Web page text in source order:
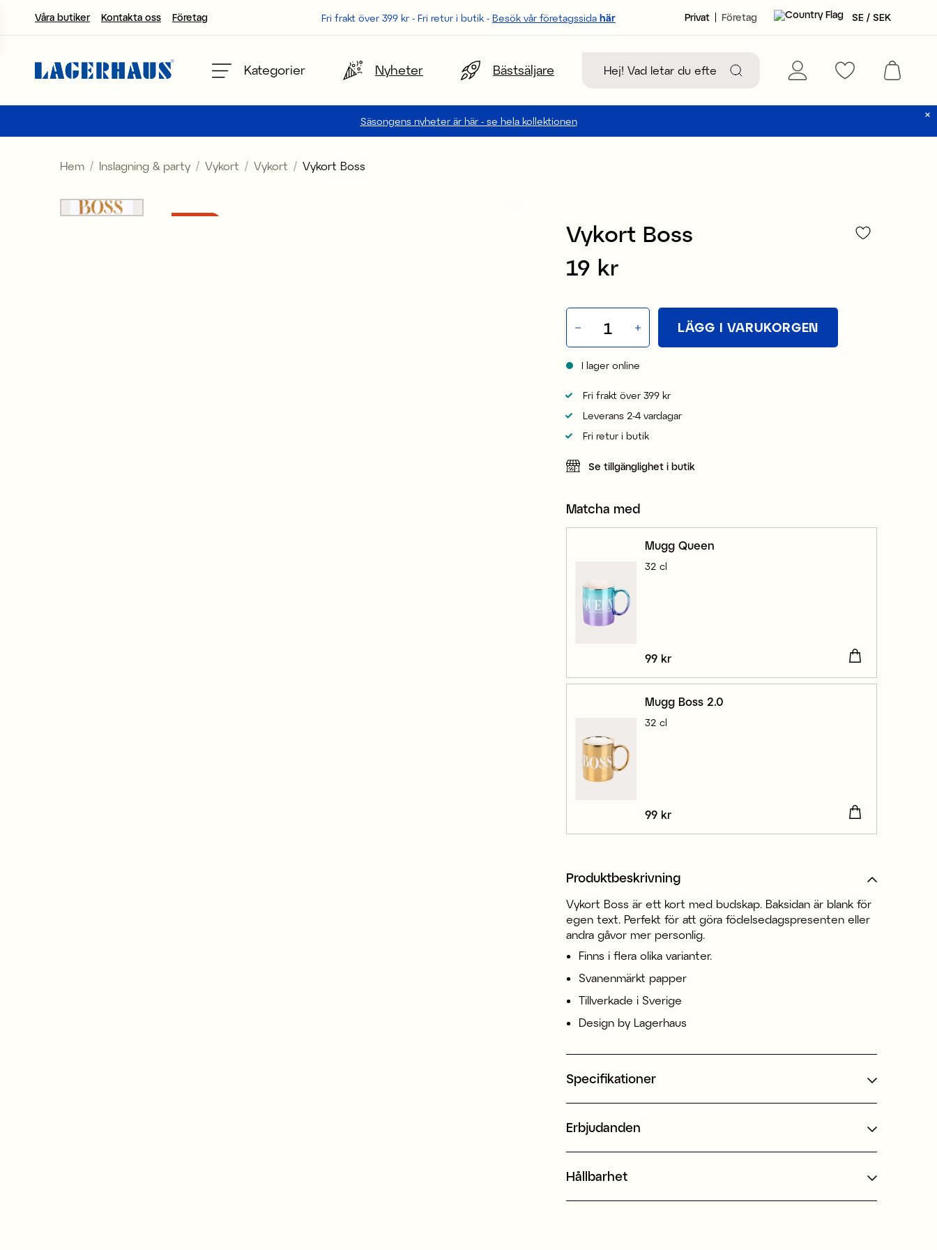
Våra butiker Kontakta oss Företag Fri frakt över 399 kr - Fri retur i butik - Besök vår företagssida här Privat Företag SE / SEK
Kategorier Nyheter Bästsäljare
Säsongens nyheter är här - se hela kollektionen
Välj språk / valuta
FI / EUR
NO / NKR
SE / SEK
Hem Inslagning & party Vykort Vykort Vykort Boss
Vykort Boss
Pris:19 kr
19 kr
LÄGG I VARUKORGEN
I lager online
Fri frakt över 399 kr
Leverans 2-4 vardagar
Fri retur i butik
Se tillgänglighet i butik
Matcha med
Mugg Queen
32 cl
Pris:99 kr
99 kr
Mugg Boss 2.0
32 cl
Pris:99 kr
99 kr
Produktbeskrivning
Vykort Boss är ett kort med budskap. Baksidan är blank för
egen text. Perfekt för att göra födelsedagspresenten eller
andra gåvor mer personlig.
Finns i flera olika varianter.
Svanenmärkt papper
Tillverkade i Sverige
Design by Lagerhaus
Specifikationer
Erbjudanden
Hållbarhet